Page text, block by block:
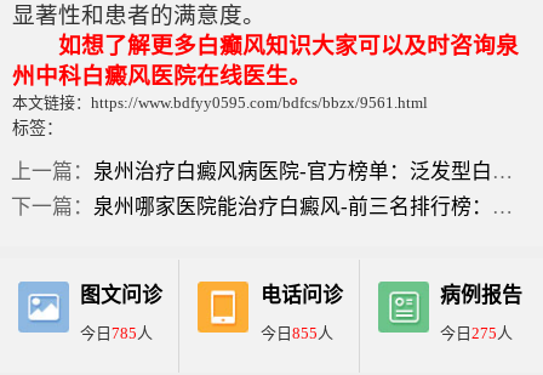
显著性和患者的满意度。
如想了解更多白癫风知识大家可以及时咨询泉
州中科白癜风医院在线医生。
本文链接：https://www.bdfyy0595.com/bdfcs/bbzx/9561.html
标签：
上一篇： 泉州治疗白癜风病医院-官方榜单：泛发型白癜风的治疗要点有哪些？
下一篇： 泉州哪家医院能治疗白癜风-前三名排行榜：泛发型白癜风突发应该怎么治疗？
图文问诊
今日785人
电话问诊
今日 855人
病例报告
今日275人